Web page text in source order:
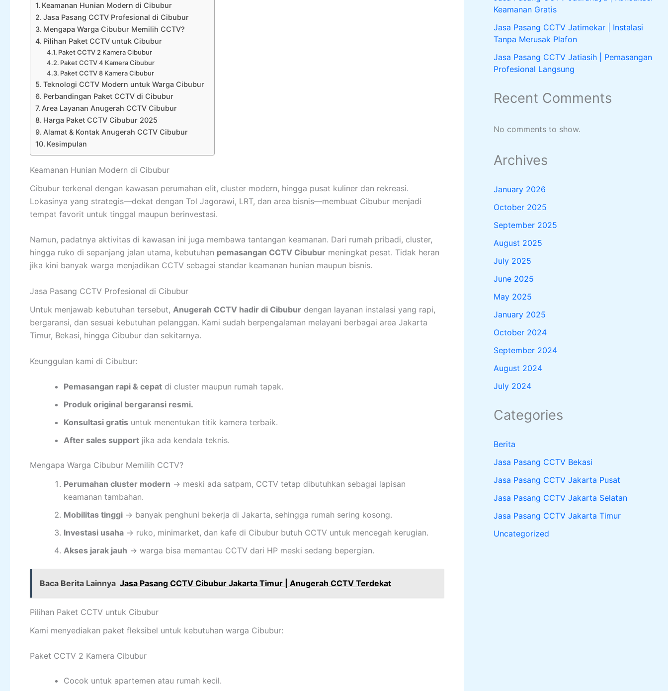
Keamanan Hunian Modern di Cibubur
Jasa Pasang CCTV Profesional di Cibubur
Mengapa Warga Cibubur Memilih CCTV?
Pilihan Paket CCTV untuk Cibubur
Paket CCTV 2 Kamera Cibubur
Paket CCTV 4 Kamera Cibubur
Paket CCTV 8 Kamera Cibubur
Teknologi CCTV Modern untuk Warga Cibubur
Perbandingan Paket CCTV di Cibubur
Area Layanan Anugerah CCTV Cibubur
Harga Paket CCTV Cibubur 2025
Alamat & Kontak Anugerah CCTV Cibubur
Kesimpulan
Keamanan Hunian Modern di Cibubur
Cibubur terkenal dengan kawasan perumahan elit, cluster modern, hingga pusat kuliner dan rekreasi.
Lokasinya yang strategis—dekat dengan Tol Jagorawi, LRT, dan area bisnis—membuat Cibubur menjadi
tempat favorit untuk tinggal maupun berinvestasi.
Namun, padatnya aktivitas di kawasan ini juga membawa tantangan keamanan. Dari rumah pribadi, cluster,
hingga ruko di sepanjang jalan utama, kebutuhan pemasangan CCTV Cibubur meningkat pesat. Tidak heran
jika kini banyak warga menjadikan CCTV sebagai standar keamanan hunian maupun bisnis.
Jasa Pasang CCTV Profesional di Cibubur
Untuk menjawab kebutuhan tersebut, Anugerah CCTV hadir di Cibubur dengan layanan instalasi yang rapi,
bergaransi, dan sesuai kebutuhan pelanggan. Kami sudah berpengalaman melayani berbagai area Jakarta
Timur, Bekasi, hingga Cibubur dan sekitarnya.
Keunggulan kami di Cibubur:
Pemasangan rapi & cepat di cluster maupun rumah tapak.
Produk original bergaransi resmi.
Konsultasi gratis untuk menentukan titik kamera terbaik.
After sales support jika ada kendala teknis.
Mengapa Warga Cibubur Memilih CCTV?
Perumahan cluster modern → meski ada satpam, CCTV tetap dibutuhkan sebagai lapisan
keamanan tambahan.
Mobilitas tinggi → banyak penghuni bekerja di Jakarta, sehingga rumah sering kosong.
Investasi usaha → ruko, minimarket, dan kafe di Cibubur butuh CCTV untuk mencegah kerugian.
Akses jarak jauh → warga bisa memantau CCTV dari HP meski sedang bepergian.
Baca Berita Lainnya Jasa Pasang CCTV Cibubur Jakarta Timur | Anugerah CCTV Terdekat
Pilihan Paket CCTV untuk Cibubur
Kami menyediakan paket fleksibel untuk kebutuhan warga Cibubur:
Paket CCTV 2 Kamera Cibubur
Cocok untuk apartemen atau rumah kecil.
Keamanan Gratis
Jasa Pasang CCTV Jatimekar | Instalasi
Tanpa Merusak Plafon
Jasa Pasang CCTV Jatiasih | Pemasangan
Profesional Langsung
Recent Comments
No comments to show.
Archives
January 2026
October 2025
September 2025
August 2025
July 2025
June 2025
May 2025
January 2025
October 2024
September 2024
August 2024
July 2024
Categories
Berita
Jasa Pasang CCTV Bekasi
Jasa Pasang CCTV Jakarta Pusat
Jasa Pasang CCTV Jakarta Selatan
Jasa Pasang CCTV Jakarta Timur
Uncategorized